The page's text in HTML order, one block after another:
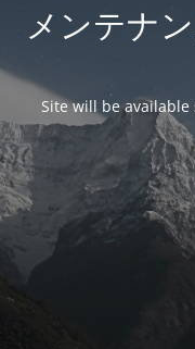
メンテナ
Site will be